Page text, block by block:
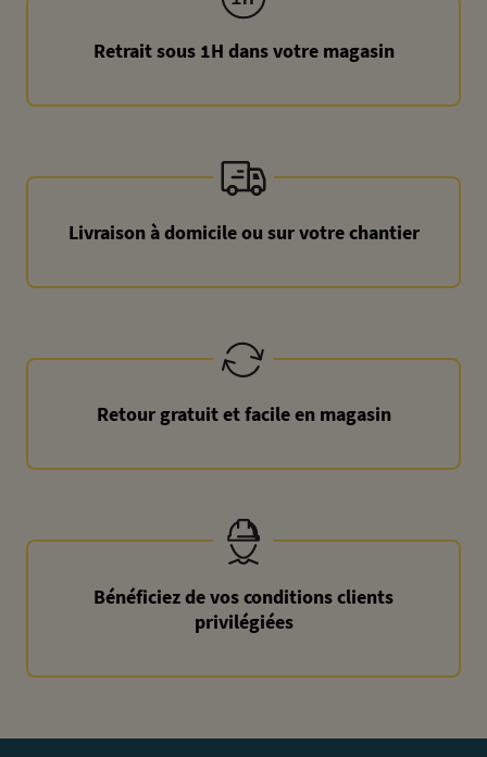
Retrait sous 1H dans votre magasin
Livraison à domicile ou sur votre chantier
Retour gratuit et facile en magasin
Bénéficiez de vos conditions clients
privilégiées